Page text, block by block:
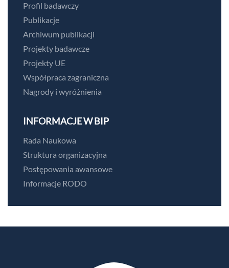
Profil badawczy
Publikacje
Archiwum publikacji
Projekty badawcze
Projekty UE
Współpraca zagraniczna
Nagrody i wyróżnienia
INFORMACJE W BIP
Rada Naukowa
Struktura organizacyjna
Postępowania awansowe
Informacje RODO